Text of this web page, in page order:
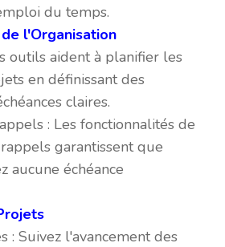
du temps.
l'Organisation
outils aident à planifier les
en définissant des
claires.
: Les fonctionnalités de
garantissent que
aucune échéance
: Suivez l'avancement des